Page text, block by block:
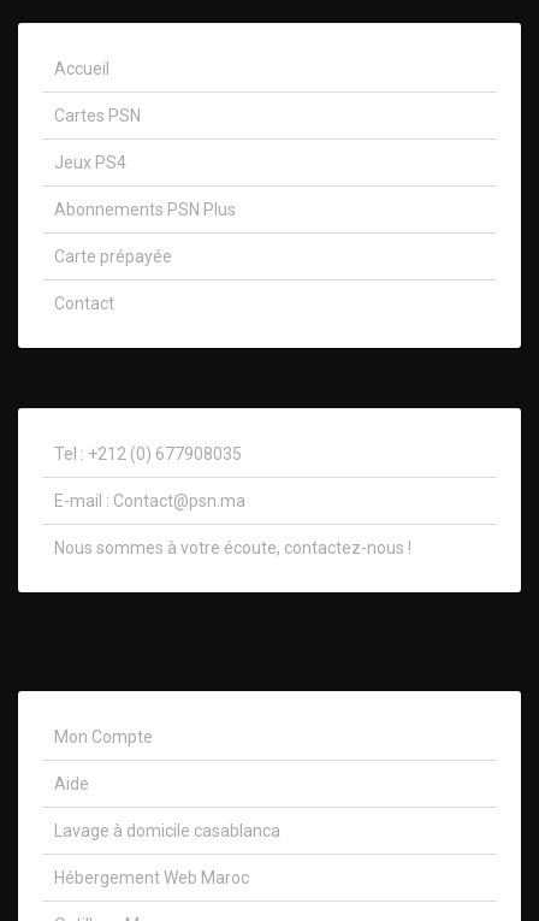
Accueil
Cartes PSN
Jeux PS4
Abonnements PSN Plus
Carte prépayée
Contact
Tel : +212 (0) 677908035
E-mail : Contact@psn.ma
Nous sommes à votre écoute, contactez-nous !​
Mon Compte
Aide
Lavage à domicile casablanca
Hébergement Web Maroc